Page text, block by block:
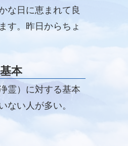
な日に恵まれて良
す。昨日からちょ
参列したことがな
鮮といえ ...
本
霊）に対する基本
ない人が多い。